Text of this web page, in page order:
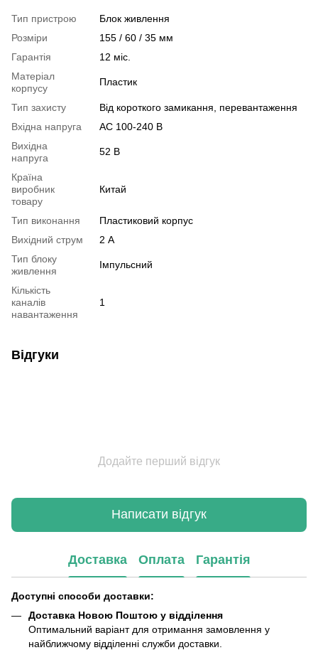
Тип пристрою
Блок живлення
Розміри
155 / 60 / 35 мм
Гарантія
12 міс.
Матеріал
корпусу
Пластик
Тип захисту
Від короткого замикання, перевантаження
Вхідна напруга
AC 100-240 В
Вихідна
напруга
52 В
Країна
виробник
товару
Китай
Тип виконання
Пластиковий корпус
Вихідний струм
2 А
Тип блоку
живлення
Імпульсний
Кількість
каналів
навантаження
1
Відгуки
Додайте перший відгук
Написати відгук
Доставка Оплата Гарантія
Доступні способи доставки:
Доставка Новою Поштою у відділення
Оптимальний варіант для отримання замовлення у
найближчому відділенні служби доставки.